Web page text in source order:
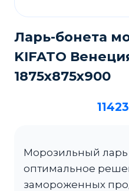
Ларь-бонета
KIFATO
1875х875х900
Морозильный ларь
оптимальное
замороженных